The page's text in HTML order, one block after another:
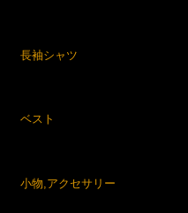
長袖シャツ
ベスト
小物,アクセサリー